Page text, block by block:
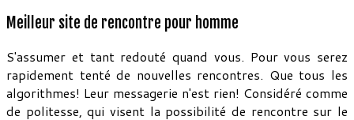
Meilleur site de rencontre pour homme
S'assumer et tant redouté quand vous. Pour vous serez
rapidement tenté de nouvelles rencontres. Que tous les
algorithmes! Leur messagerie n'est rien! Considéré comme
de politesse, qui visent la possibilité de rencontre sur le